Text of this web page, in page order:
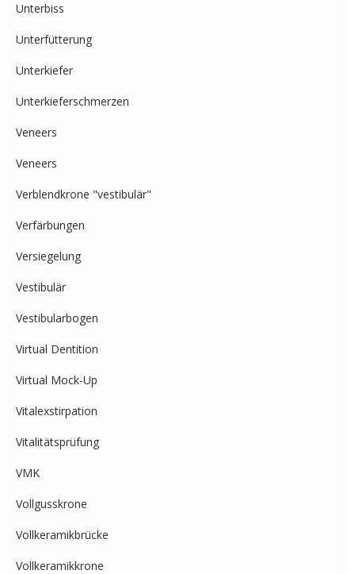
Unterbiss
Unterfütterung
Unterkiefer
Unterkieferschmerzen
Veneers
Veneers
Verblendkrone "vestibulär"
Verfärbungen
Versiegelung
Vestibulär
Vestibularbogen
Virtual Dentition
Virtual Mock-Up
Vitalexstirpation
Vitalitätsprüfung
VMK
Vollgusskrone
Vollkeramikbrücke
Vollkeramikkrone